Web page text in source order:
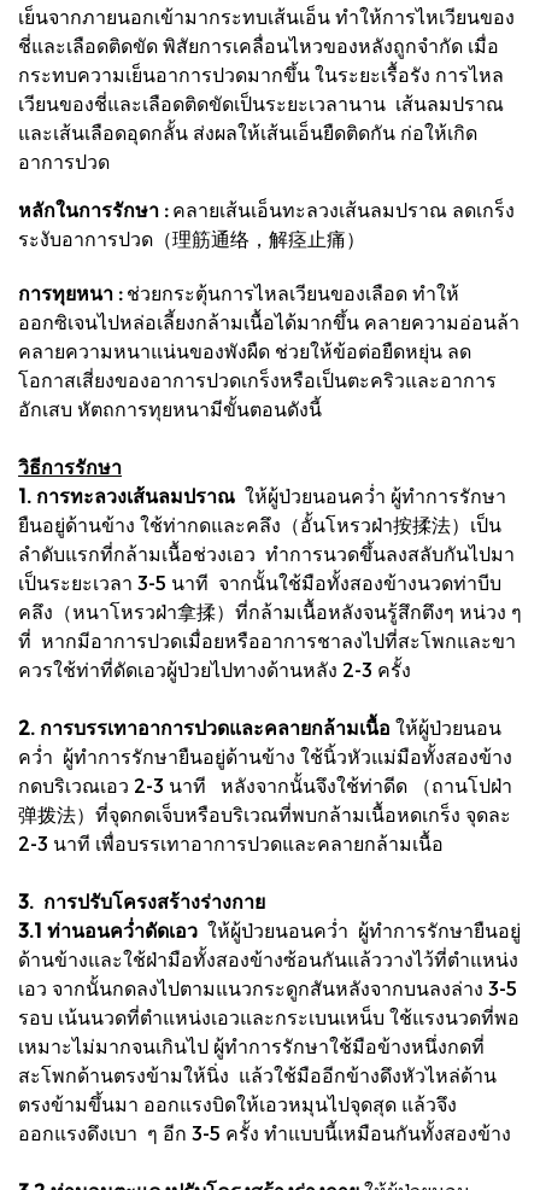
เย็นจากภายนอกเข้ามากระทบเส้นเอ็น ทำให้การไหเวียนของ
ชี่และเลือดติดขัด พิสัยการเคลื่อนไหวของหลังถูกจำกัด เมื่อ
กระทบความเย็นอาการปวดมากขึ้น ในระยะเรื้อรัง การไหล
เวียนของชี่และเลือดติดขัดเป็นระยะเวลานาน เส้นลมปราณ
และเส้นเลือดอุดกลั้น ส่งผลให้เส้นเอ็นยืดติดกัน ก่อให้เกิด
อาการปวด
หลักในการรักษา :คลายเส้นเอ็นทะลวงเส้นลมปราณ ลดเกร็ง
ระงับอาการปวด（理筋通络，解痉止痛）
การทุยหนา :ช่วยกระตุ้นการไหลเวียนของเลือด ทำให้
ออกซิเจนไปหล่อเลี้ยงกล้ามเนื้อได้มากขึ้น คลายความอ่อนล้า
คลายความหนาแน่นของพังผืด ช่วยให้ข้อต่อยืดหยุ่น ลด
โอกาสเสี่ยงของอาการปวดเกร็งหรือเป็นตะคริวและอาการ
อักเสบ หัตถการทุยหนามีขั้นตอนดังนี้
วิธีการรักษา
1. การทะลวงเส้นลมปราณ ให้ผู้ป่วยนอนคว่ำ ผู้ทำการรักษา
ยืนอยู่ด้านข้าง ใช้ท่ากดและคลึง（อั้นโหรวฝ่า按揉法）เป็น
ลำดับแรกที่กล้ามเนื้อช่วงเอว ทำการนวดขึ้นลงสลับกันไปมา
เป็นระยะเวลา 3-5 นาที จากนั้นใช้มือทั้งสองข้างนวดท่าบีบ
คลึง（หนาโหรวฝ่า拿揉）ที่กล้ามเนื้อหลังจนรู้สึกตึงๆ หน่วง ๆ
ที่ หากมีอาการปวดเมื่อยหรืออาการชาลงไปที่สะโพกและขา
ควรใช้ท่าที่ดัดเอวผู้ป่วยไปทางด้านหลัง 2-3 ครั้ง
2. การบรรเทาอาการปวดและคลายกล้ามเนื้อ ให้ผู้ป่วยนอน
คว่ำ ผู้ทำการรักษายืนอยู่ด้านข้าง ใช้นิ้วหัวแม่มือทั้งสองข้าง
กดบริเวณเอว 2-3 นาที หลังจากนั้นจึงใช้ท่าดีด （ถานโปฝ่า
弹拨法）ที่จุดกดเจ็บหรือบริเวณที่พบกล้ามเนื้อหดเกร็ง จุดละ
2-3 นาที เพื่อบรรเทาอาการปวดและคลายกล้ามเนื้อ
3. การปรับโครงสร้างร่างกาย
3.1 ท่านอนคว่ำดัดเอว ให้ผู้ป่วยนอนคว่ำ ผู้ทำการรักษายืนอยู่
ด้านข้างและใช้ฝ่ามือทั้งสองข้างซ้อนกันแล้ววางไว้ที่ตำแหน่ง
เอว จากนั้นกดลงไปตามแนวกระดูกสันหลังจากบนลงล่าง 3-5
รอบ เน้นนวดที่ตำแหน่งเอวและกระเบนเหน็บ ใช้แรงนวดที่พอ
เหมาะไม่มากจนเกินไป ผู้ทำการรักษาใช้มือข้างหนึ่งกดที่
สะโพกด้านตรงข้ามให้นิ่ง แล้วใช้มืออีกข้างดึงหัวไหล่ด้าน
ตรงข้ามขึ้นมา ออกแรงบิดให้เอวหมุนไปจุดสุด แล้วจึง
ออกแรงดึงเบา ๆ อีก 3-5 ครั้ง ทำแบบนี้เหมือนกันทั้งสองข้าง